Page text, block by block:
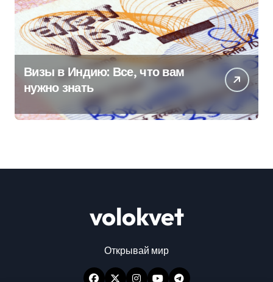
Визы в Индию: Все, что вам
нужно знать
volokvet
Открывай мир